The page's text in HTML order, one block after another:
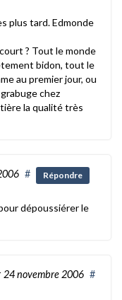
plus tard. Edmonde
? Tout le monde
bidon, tout le
au premier jour, ou
chez
la qualité très
# Répondre
dépoussiérer le
24 novembre 2006 #